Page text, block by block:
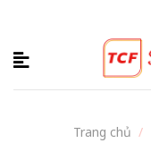
content
Trang chủ /